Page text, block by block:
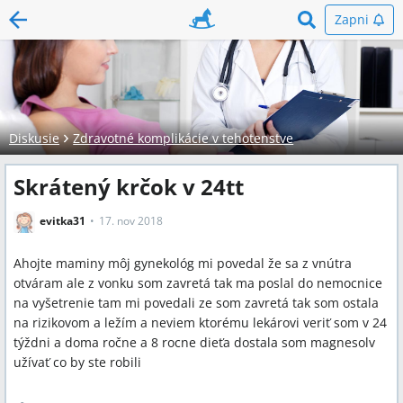
Zapni
Diskusie Zdravotné komplikácie v tehotenstve
Skrátený krčok v 24tt
evitka31 17. nov 2018
Ahojte maminy môj gynekológ mi povedal že sa z vnútra
otváram ale z vonku som zavretá tak ma poslal do nemocnice
na vyšetrenie tam mi povedali ze som zavretá tak som ostala
na rizikovom a ležím a neviem ktorému lekárovi veriť som v 24
týždni a doma ročne a 8 rocne dieťa dostala som magnesolv
užívať co by ste robili